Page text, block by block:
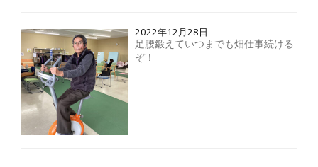
2022年12月28日
足腰鍛えていつまでも畑仕事続ける
ぞ！